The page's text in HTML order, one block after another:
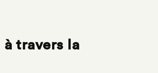
travers la